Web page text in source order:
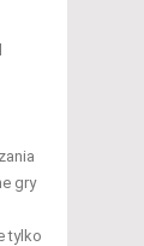
gry
tylko